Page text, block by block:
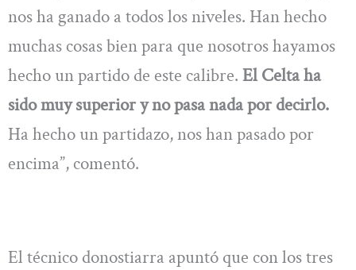
nos ha ganado a todos los niveles. Han hecho
muchas cosas bien para que nosotros hayamos
hecho un partido de este calibre. El Celta ha
sido muy superior y no pasa nada por decirlo.
Ha hecho un partidazo, nos han pasado por
encima”, comentó.
El técnico donostiarra apuntó que con los tres